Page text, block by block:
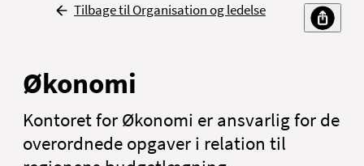
Tilbage til Organisation og ledelse
Økonomi
Kontoret for Økonomi er ansvarlig for de
overordnede opgaver i relation til